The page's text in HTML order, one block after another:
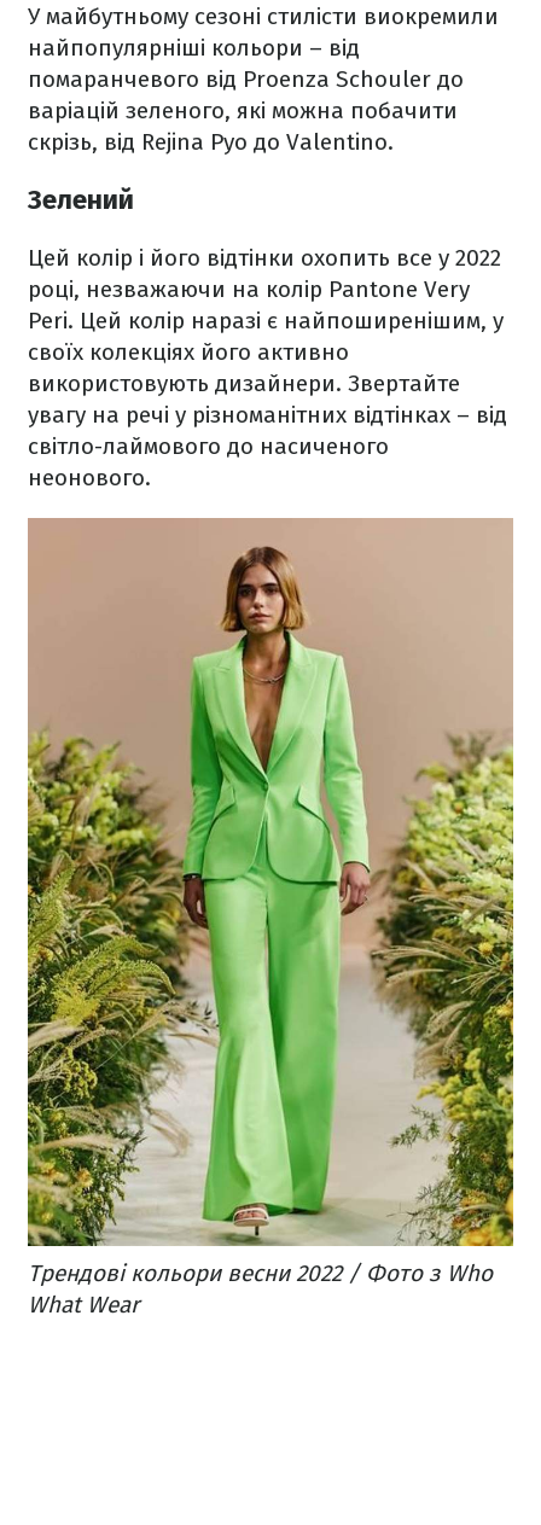
У майбутньому сезоні стилісти виокремили
найпопулярніші кольори – від
помаранчевого від Proenza Schouler до
варіацій зеленого, які можна побачити
скрізь, від Rejina Pyo до Valentino.
Зелений
Цей колір і його відтінки охопить все у 2022
році, незважаючи на колір Pantone Very
Peri. Цей колір наразі є найпоширенішим, у
своїх колекціях його активно
використовують дизайнери. Звертайте
увагу на речі у різноманітних відтінках – від
світло-лаймового до насиченого
неонового.
Трендові кольори весни 2022 / Фото з Who
What Wear